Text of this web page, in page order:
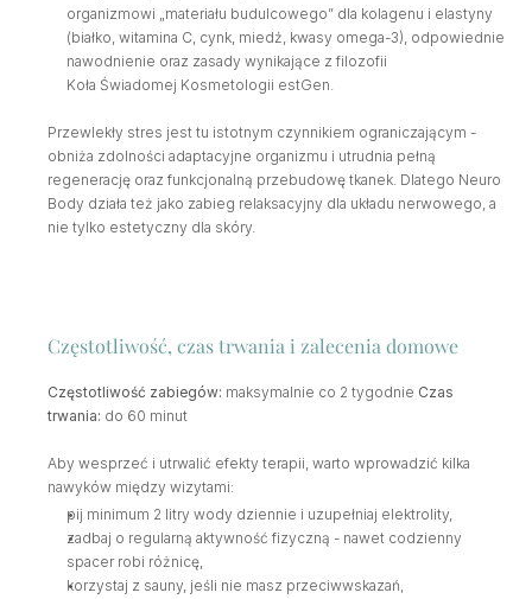
organizmowi „materiału budulcowego” dla kolagenu i elastyny
(białko, witamina C, cynk, miedź, kwasy omega-3), odpowiednie
nawodnienie oraz zasady wynikające z filozofii
Koła Świadomej Kosmetologii estGen.
Przewlekły stres jest tu istotnym czynnikiem ograniczającym -
obniża zdolności adaptacyjne organizmu i utrudnia pełną
regenerację oraz funkcjonalną przebudowę tkanek. Dlatego Neuro
Body działa też jako zabieg relaksacyjny dla układu nerwowego, a
nie tylko estetyczny dla skóry.
Częstotliwość, czas trwania i zalecenia domowe
Częstotliwość zabiegów: maksymalnie co 2 tygodnie Czas
trwania: do 60 minut
Aby wesprzeć i utrwalić efekty terapii, warto wprowadzić kilka
nawyków między wizytami:
pij minimum 2 litry wody dziennie i uzupełniaj elektrolity,
zadbaj o regularną aktywność fizyczną - nawet codzienny
spacer robi różnicę,
korzystaj z sauny, jeśli nie masz przeciwwskazań,